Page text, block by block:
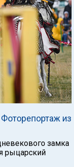
из
замка
рыцарский